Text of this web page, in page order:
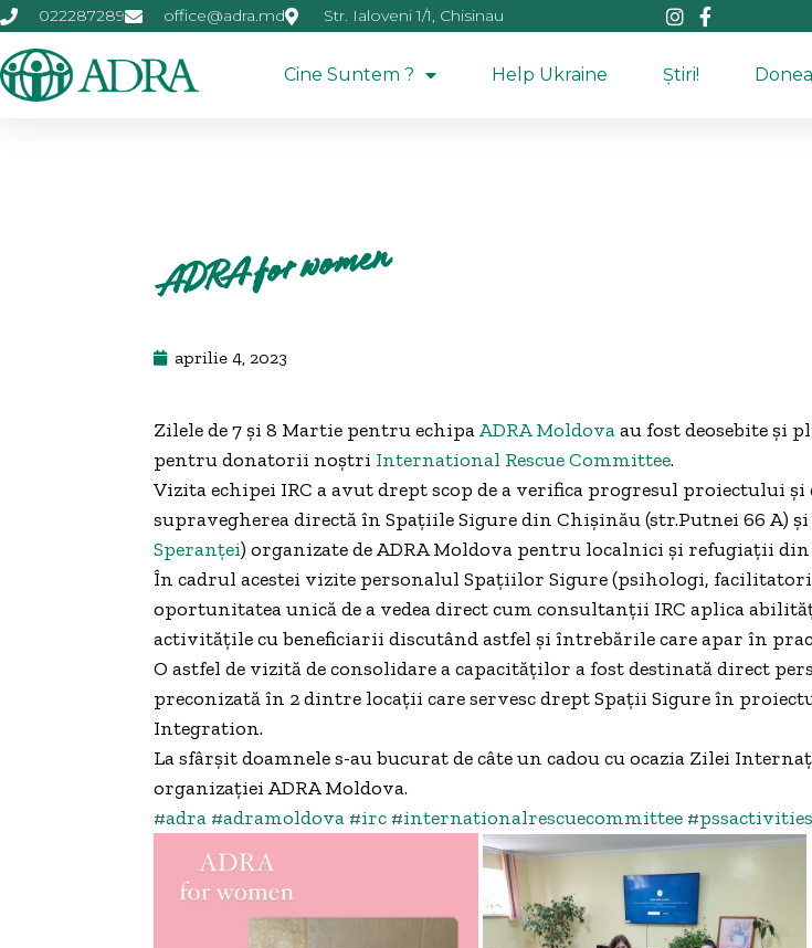
022287289 office@adra.md Str. Ialoveni 1/1, Chisinau
Cine Suntem ? Help Ukraine Știri!
ADRA for women
aprilie 4, 2023
Zilele de 7 și 8 Martie pentru echipaADRA Moldovaau fost deosebite și
pentru donatorii noștri International Rescue Committee.
Vizita echipei IRC a avut drept scop de a verifica progresul proiectului
supravegherea directă în Spațiile Sigure din Chișinău (str.Putnei 66 A) și
Speranței) organizate de ADRA Moldova pentru localnici și refugiații
În cadrul acestei vizite personalul Spațiilor Sigure (psihologi,
oportunitatea unică de a vedea direct cum consultanții IRC aplica
activitățile cu beneficiarii discutând astfel și întrebările care apar în
O astfel de vizită de consolidare a capacităților a fost destinată direct
preconizată în 2 dintre locații care servesc drept Spații Sigure în
Integration.
La sfârșit doamnele s-au bucurat de câte un cadou cu ocazia Zilei
organizației ADRA Moldova.
#adra #adramoldova #irc #internationalrescuecommittee #pssactivities